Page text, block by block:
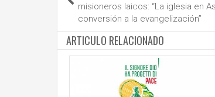
misioneros laicos: “La iglesia en
conversión a la evangelización”
ARTICULO RELACIONADO